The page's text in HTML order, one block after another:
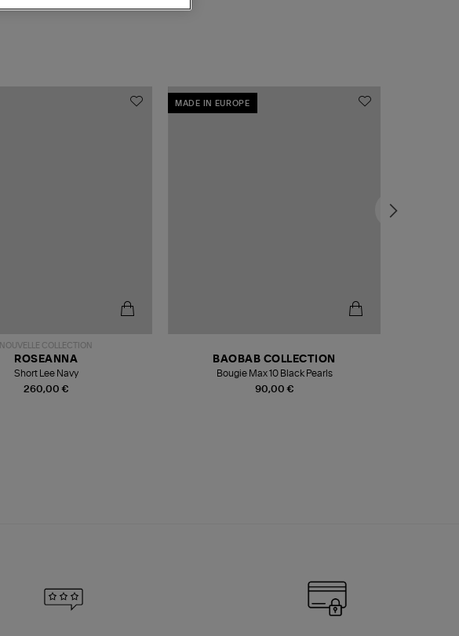
NOUVELLE COLLECTION
260,00 €
ROSEANNA
Short Lee Navy
MADE IN EUROPE
90,00 €
BAOBAB COLLECTION
Bougie Max 10 Black Pearls